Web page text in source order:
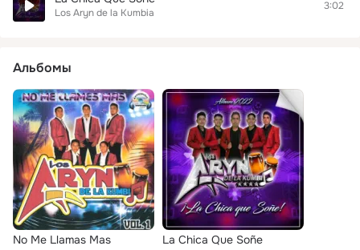
Los Aryn de la Kumbia
3:02
Альбомы
No Me Llamas Mas La Chica Que Soñe